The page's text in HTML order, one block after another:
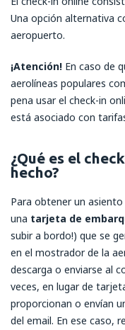
Una opción alternativa
aeropuerto.
¡Atención! En caso de
aerolíneas populares
pena usar el check-in
está asociado con
¿Qué es el
hecho?
Para obtener un
una tarjeta de
subir a bordo!) que se
en el mostrador de la
descarga o enviarse al
veces, en lugar de
proporcionan o envían
del email. En ese caso,